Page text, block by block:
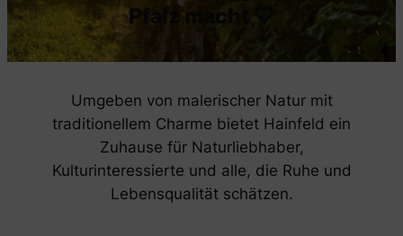
Pfalz macht 💛
Umgeben von malerischer Natur mit
traditionellem Charme bietet Hainfeld ein
Zuhause für Naturliebhaber,
Kulturinteressierte und alle, die Ruhe und
Lebensqualität schätzen.